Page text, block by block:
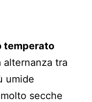
temperato
alternanza tra
umide
secche